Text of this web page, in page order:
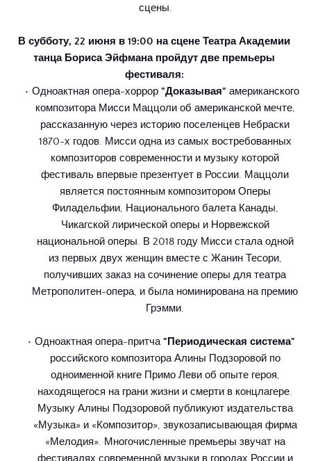
сцены.
В субботу, 22 июня в 19:00 на сцене Театра Академии
танца Бориса Эйфмана пройдут две премьеры
фестиваля:
Одноактная опера-хоррор "Доказывая" американского
композитора Мисси Маццоли об американской мечте,
рассказанную через историю поселенцев Небраски
1870-х годов. Мисси одна из самых востребованных
композиторов современности и музыку которой
фестиваль впервые презентует в России. Маццоли
является постоянным композитором Оперы
Филадельфии, Национального балета Канады,
Чикагской лирической оперы и Норвежской
национальной оперы. В 2018 году Мисси стала одной
из первых двух женщин вместе с Жанин Тесори,
получивших заказ на сочинение оперы для театра
Метрополитен-опера, и была номинирована на премию
Грэмми.
Одноактная опера-притча "Периодическая система"
российского композитора Алины Подзоровой по
одноименной книге Примо Леви об опыте героя,
Музыку Алины Подзоровой публикуют издательства
«Музыка» и «Композитор», звукозаписывающая фирма
«Мелодия». Многочисленные премьеры звучат на
фестивалях современной музыки в городах России и